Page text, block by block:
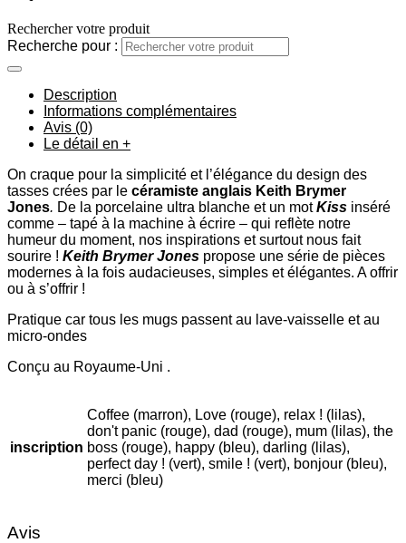
Rechercher votre produit
Recherche pour :
Description
Informations complémentaires
Avis (0)
Le détail en +
On craque pour la simplicité et l’élégance du design des
tasses crées par le céramiste anglais Keith Brymer
Jones. De la porcelaine ultra blanche et un motKiss inséré
comme – tapé à la machine à écrire – qui reflète notre
humeur du moment, nos inspirations et surtout nous fait
sourire ! Keith Brymer Jones propose une série de pièces
modernes à la fois audacieuses, simples et élégantes. A offrir
ou à s’offrir !
Pratique car tous les mugs passent au lave-vaisselle et au
micro-ondes
Conçu au Royaume-Uni .
inscription
Coffee (marron), Love (rouge), relax ! (lilas),
don't panic (rouge), dad (rouge), mum (lilas), the
boss (rouge), happy (bleu), darling (lilas),
perfect day ! (vert), smile ! (vert), bonjour (bleu),
merci (bleu)
Avis